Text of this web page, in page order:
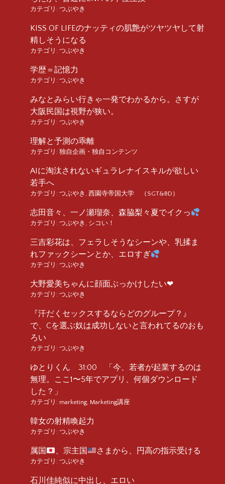
カテゴリ: つぶやき
KISS OF LIFEのナッティの肌艶がツヤツヤして射
精しそうになる
カテゴリ: つぶやき
学歴＝記憶力
カテゴリ: つぶやき
みなとみらい行きゃ一発でわかるから。さすが
大阪民国は視野が狭い。
カテゴリ: つぶやき
理解と予測の乖離
カテゴリ: 独自企画・独自コンテンツ
AIに淘汰されないギュラレナイスキルが欲しい
若手へ
カテゴリ: つぶやき , 西園寺帝国大学 （SGT&BD）
志田音々、一ノ瀬瑠奈、森脇梨々夏でイクっ
カテゴリ: つぶやき , シコい！
三吉彩花は、フェラしそうなシーンや、乳揉ま
れファックシーンとか、エロすぎ
カテゴリ: つぶやき
大野愛美ちゃんに顔面ぶっかけしたい❤︎
カテゴリ: つぶやき
『汗だくセックスするならどのグループ？』
で、Cを選ぶ奴は成功しないと言われてるのおも
ろい
カテゴリ: つぶやき
ゆとりくん 31:00 「今、若者が起業するのは
無理。ここ1〜5年でアプリ、何個ダウンロード
した？」
カテゴリ: marketing, Marketing講座
韓女の射精喚起力
カテゴリ: つぶやき
属国 、宗主国 さまから、円高の指示受ける
カテゴリ: つぶやき
石川佳純似に中出し、エロい